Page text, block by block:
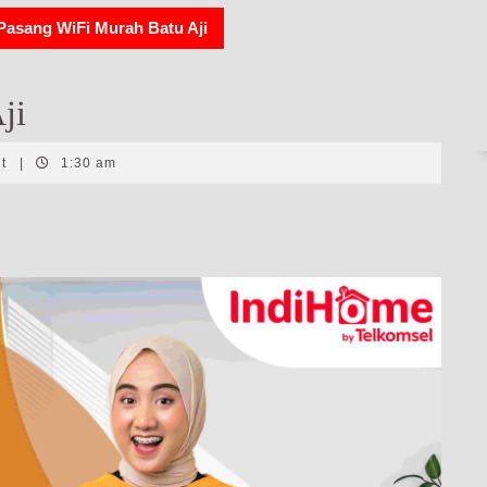
WiFi Murah Batu Aji
1:30 am